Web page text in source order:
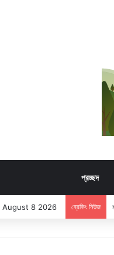
প্রচ্ছদ
August 8 2026 ব্রেকিং নিউজ